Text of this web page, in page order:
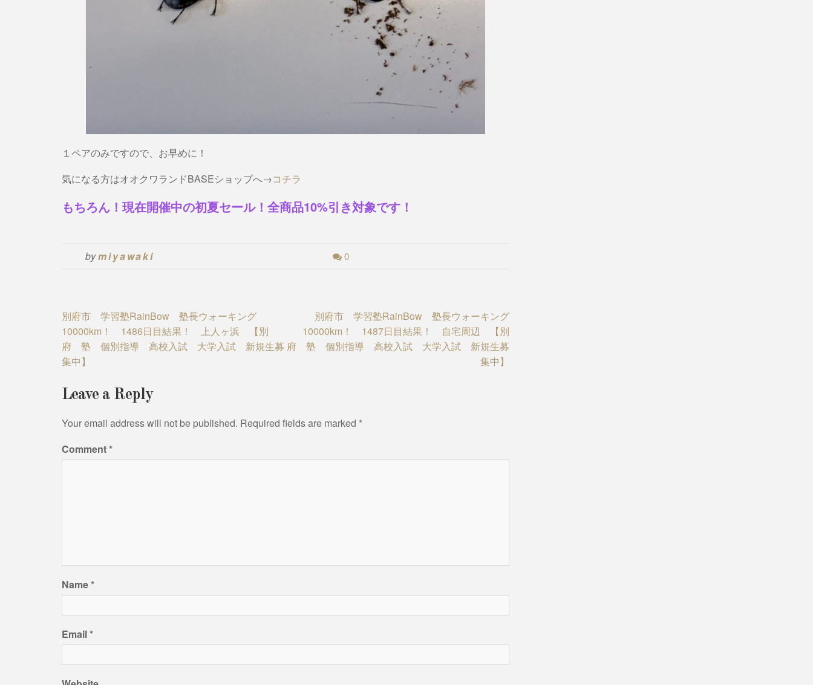
１ペアのみですので、お早めに！
気になる方はオオクワランドBASEショップへ→コチラ
もちろん！現在開催中の初夏セール！全商品10%引き対象です！
bymiyawaki 0
Post
navigation
別府市 学習塾RainBow 塾長ウォーキング
10000km！ 1486日目結果！ 上人ヶ浜 【別
府 塾 個別指導 高校入試 大学入試 新規生募
集中】
別府市 学習塾RainBow 塾長ウォーキング
10000km！ 1487日目結果！ 自宅周辺 【別
府 塾 個別指導 高校入試 大学入試 新規生募
集中】
Leave a Reply
Your email address will not be published. Required fields are marked *
Comment*
Name*
Email*